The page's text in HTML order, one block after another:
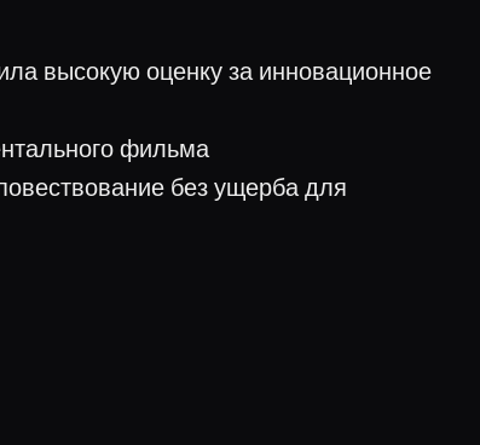
высокую оценку за инновационное
фильма
без ущерба для